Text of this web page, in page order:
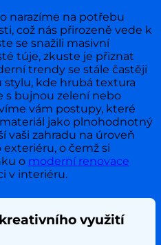
narazíme na potřebu
což nás přirozeně vede k
se snažili masivní
túje, zkuste je přiznat
trendy se stále častěji
kde hrubá textura
s bujnou zelení nebo
vám postupy, které
jako plnohodnotný
vaši zahradu na úroveň
o čemž si
o moderní renovace
v interiéru.
využití